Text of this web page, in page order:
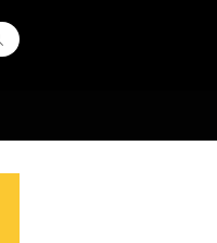
Search